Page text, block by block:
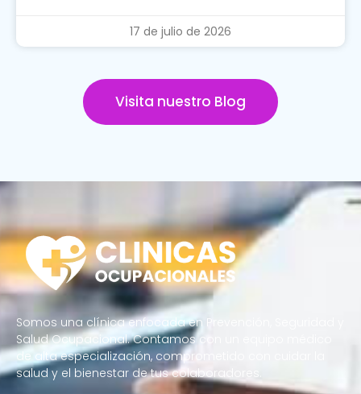
17 de julio de 2026
Visita nuestro Blog
Somos una clínica enfocada en Prevención, Seguridad y
Salud Ocupacional. Contamos con un equipo médico
de alta especialización, comprometido con cuidar la
salud y el bienestar de tus colaboradores.